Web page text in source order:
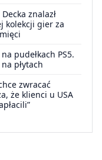
znalazł
kolekcji gier za
pudełkach PS5.
płytach
zwracać
że klienci u USA